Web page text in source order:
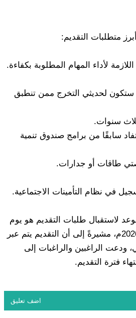
متطلبات التقديم:
لأداء المهام المطلوبة بكفاءة.
ستكون لحديثي التخرج ممن تنطبق
ثلاث سنوات.
سابقًا من برامج صندوق تنمية
طاقات أو جدارات.
في نظام التأمينات الاجتماعية.
لاستقبال طلبات التقديم هو يوم
الأحد الموافق 19 يوليو 2026م، مشيرةً إلى أن التقديم يتم عبر
ودعت الراغبين والراغبات إلى
فترة التقديم.
اضف تعليق